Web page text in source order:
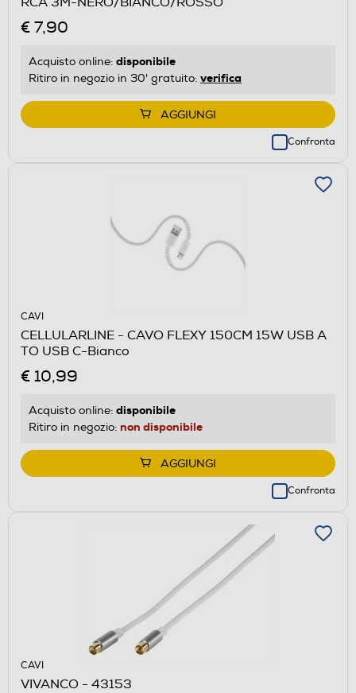
€ 7,90
Acquisto online: disponibile
Ritiro in negozio in 30' gratuito: verifica
AGGIUNGI
Confronta
CAVI
CELLULARLINE - CAVO FLEXY 150CM 15W USB A
TO USB C-Bianco
€ 10,99
Acquisto online: disponibile
Ritiro in negozio: non disponibile
AGGIUNGI
Confronta
CAVI
VIVANCO - 43153